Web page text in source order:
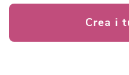
Crea i